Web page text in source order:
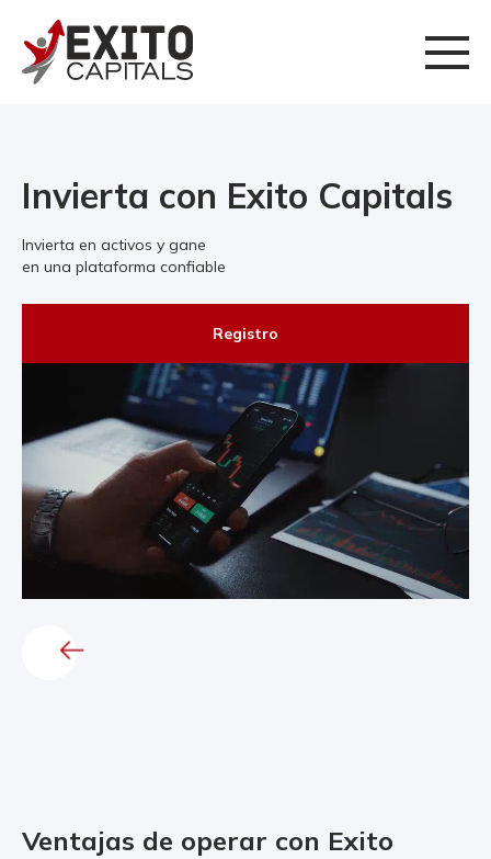
Invierta con Exito Capitals
Invierta en activos y gane
en una plataforma confiable
Registro
Ventajas de operar con Exito